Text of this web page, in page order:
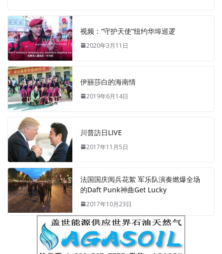
视频：“守护天使”纽约华埠巡逻
2020年3月11日
伊丽莎白的海南情
2019年6月14日
川普訪日LIVE
2017年11月5日
法国国庆阅兵花絮 军乐队演奏燃爆全场
的Daft Punk神曲Get Lucky
2017年10月23日